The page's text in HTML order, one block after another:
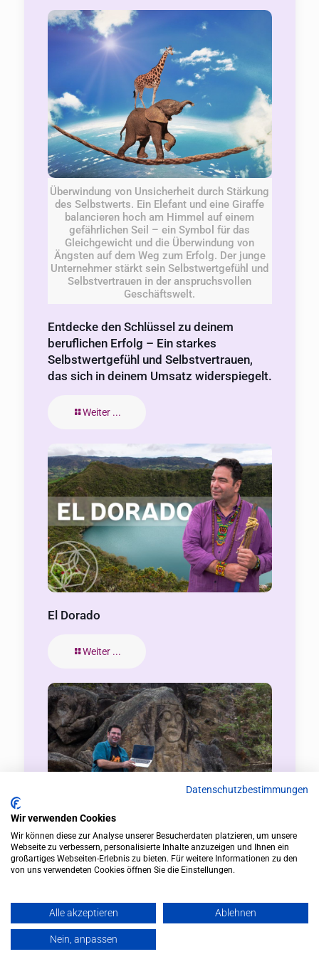
Überwindung von Unsicherheit durch Stärkung
des Selbstwerts. Ein Elefant und eine Giraffe
balancieren hoch am Himmel auf einem
gefährlichen Seil – ein Symbol für das
Gleichgewicht und die Überwindung von
Ängsten auf dem Weg zum Erfolg. Der junge
Unternehmer stärkt sein Selbstwertgefühl und
Selbstvertrauen in der anspruchsvollen
Geschäftswelt.
Entdecke den Schlüssel zu deinem
beruflichen Erfolg – Ein starkes
Selbstwertgefühl und Selbstvertrauen,
das sich in deinem Umsatz widerspiegelt.
Weiter ...
El Dorado
Weiter ...
Hightech Schamanismus für sichtbare
Weiter ...
Datenschutzbestimmungen
Wir verwenden Cookies
Wir können diese zur Analyse unserer Besucherdaten platzieren, um unsere
Webseite zu verbessern, personalisierte Inhalte anzuzeigen und Ihnen ein
großartiges Webseiten-Erlebnis zu bieten. Für weitere Informationen zu den
von uns verwendeten Cookies öffnen Sie die Einstellungen.
Alle akzeptieren Ablehnen
Nein, anpassen